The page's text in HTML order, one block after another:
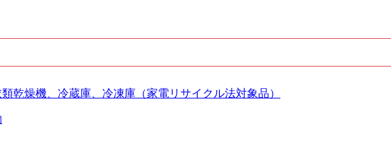
乾燥機、冷蔵庫、冷凍庫（家電リサイクル法対象品）